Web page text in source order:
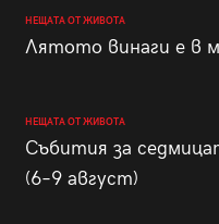
НЕЩАТА ОТ ЖИВОТА
Лятото винаги е в
НЕЩАТА ОТ ЖИВОТА
Събития за
(6–9 август)